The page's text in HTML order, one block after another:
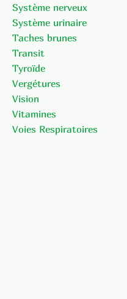
Système nerveux
Système urinaire
Taches brunes
Transit
Tyroïde
Vergétures
Vision
Vitamines
Voies Respiratoires